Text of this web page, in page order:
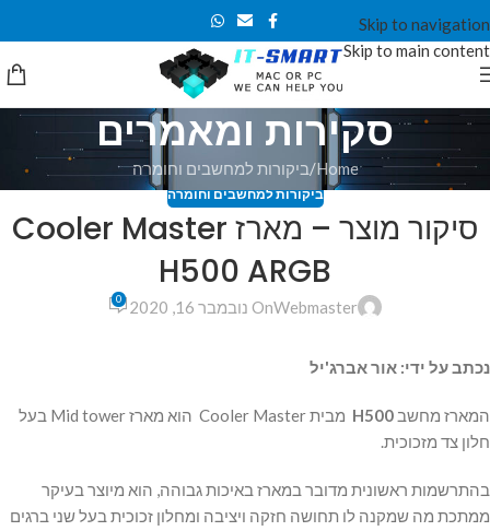
Skip to navigation
Skip to main content
סקירות ומאמרים
Home ביקורות למחשבים וחומרה
ביקורות למחשבים וחומרה
סיקור מוצר – מארז Cooler Master
H500 ARGB
WebmasterOn נובמבר 16, 2020 0
נכתב על ידי: אור אברג'יל
המארז מחשב H500
מבית Cooler Master הוא מארז Mid tower בעל
חלון צד מזכוכית.
בהתרשמות ראשונית מדובר במארז באיכות גבוהה, הוא מיוצר בעיקר
ממתכת מה שמקנה לו תחושה חזקה ויציבה ומחלון זכוכית בעל שני ברגים